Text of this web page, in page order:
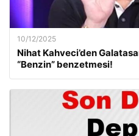
10/12/2025
Nihat Kahveci’den
“Benzin” benzetmesi!